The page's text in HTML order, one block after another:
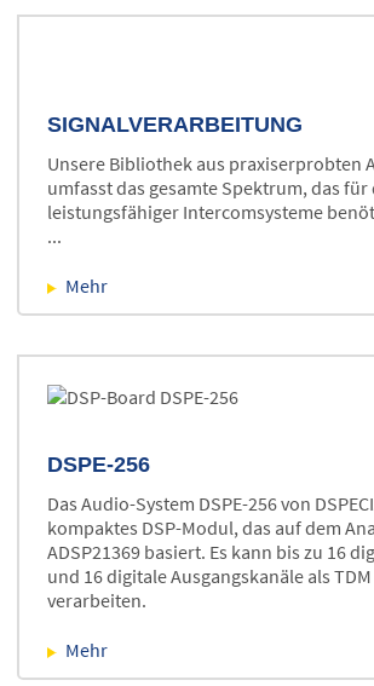
SIGNALVERARBEITUNG
Unsere Bibliothek aus praxiserprobten
umfasst das gesamte Spektrum, das für
leistungsfähiger Intercomsysteme
...
Mehr
DSPE-256
Das Audio-System DSPE-256 von
kompaktes DSP-Modul, das auf dem
ADSP21369 basiert. Es kann bis zu 16
und 16 digitale Ausgangskanäle als TDM
verarbeiten.
Mehr